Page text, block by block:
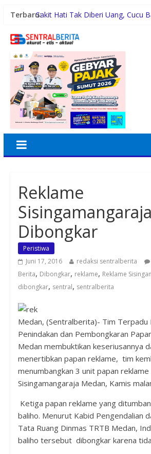
Terbaru:Sakit Hati Tak Diberi Uang, Cucu
Malam Minggu Bersama Warga
Dayang Nan Tujuh Menggetarkan
Jakarta
PTPN Group melalui PTPN IV
Peningkatan Kompetensi Aparatur
Pelatihan Avenza Maps di Way
42 Wartawan Berlaga di Turnamen
Labuhanbatu
Reklame
Sisingamangaraja
Dibongkar
Peristiwa
Juni 17, 2016
redaksi sentralberita
Berita, Dibongkar, reklame, Reklame
dibongkar, sentral, sentralberita
Medan, (Sentralberita)- Tim Terpadu
Penindakan dan Pembongkaran
Medan membuktikan keseriusannya
menertibkan papan reklame, tim
menumbangkan 3 unit papan reklame
Sisingamangaraja Medan, Kamis
Ketiga papan reklame yang
baliho. Menurut Kabid Pengendalian
Tata Ruang Dinmas TRTB Medan,
baliho tersebut dibongkar karena